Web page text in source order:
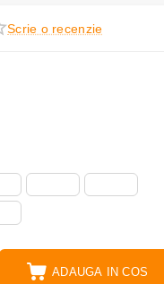
Scrie o recenzie
ADAUGA IN COS